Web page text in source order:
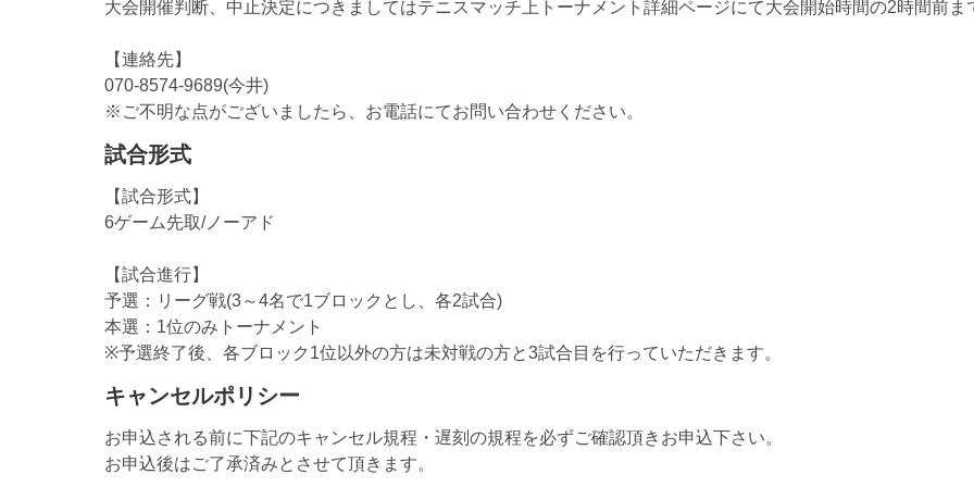
大会開催判断、中止決定につきましてはテニスマッチ上トーナメント詳細ページにて大会開始時間の2時間前ま
【連絡先】
070-8574-9689(今井)
※ご不明な点がございましたら、お電話にてお問い合わせください。
試合形式
【試合形式】
6ゲーム先取/ノーアド
【試合進行】
予選：リーグ戦(3～4名で1ブロックとし、各2試合)
本選：1位のみトーナメント
※予選終了後、各ブロック1位以外の方は未対戦の方と3試合目を行っていただきます。
キャンセルポリシー
お申込される前に下記のキャンセル規程・遅刻の規程を必ずご確認頂きお申込下さい。
お申込後はご了承済みとさせて頂きます。